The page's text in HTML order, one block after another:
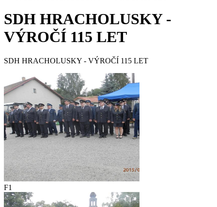
SDH HRACHOLUSKY -
VÝROČÍ 115 LET
SDH HRACHOLUSKY - VÝROČÍ 115 LET
F1